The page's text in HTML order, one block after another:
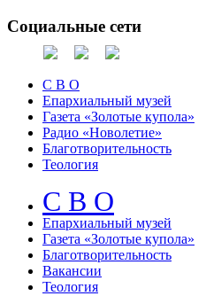
Социальные сети
С В О
Епархиальный музей
Газета «Золотые купола»
Радио «Новолетие»
Благотворительность
Теология
С В О
Епархиальный музeй
Газета «Золотые купола»
Благотворительность
Вакансии
Теология